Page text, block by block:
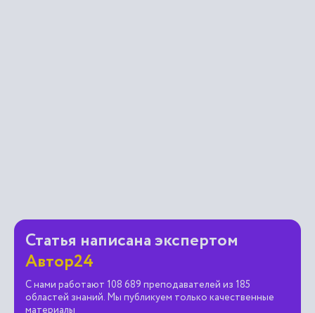
Статья написана экспертом
Автор24
С нами работают 108 689 преподавателей из 185
областей знаний. Мы публикуем только качественные
материалы